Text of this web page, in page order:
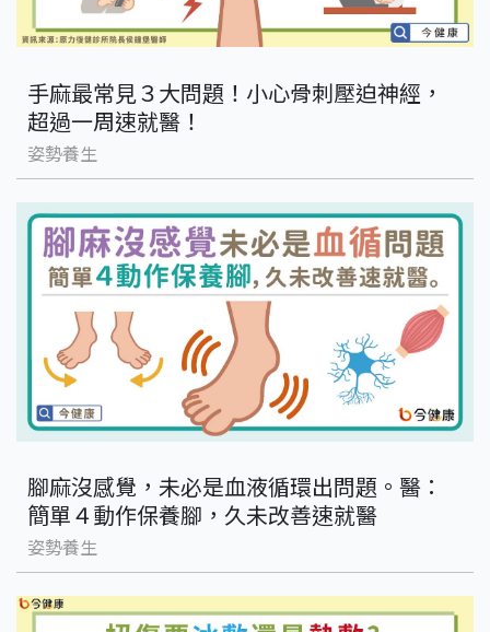
手麻最常見３大問題！小心骨刺壓迫神經，
超過一周速就醫！
姿勢養生
腳麻沒感覺，未必是血液循環出問題。醫：
簡單４動作保養腳，久未改善速就醫
姿勢養生